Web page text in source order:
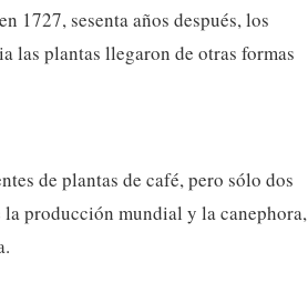
1727, sesenta años después, los
las plantas llegaron de otras formas
de plantas de café, pero sólo dos
la producción mundial y la canephora,